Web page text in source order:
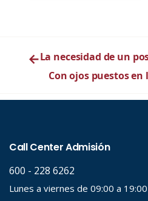
←La necesidad de un
Con ojos puestos en